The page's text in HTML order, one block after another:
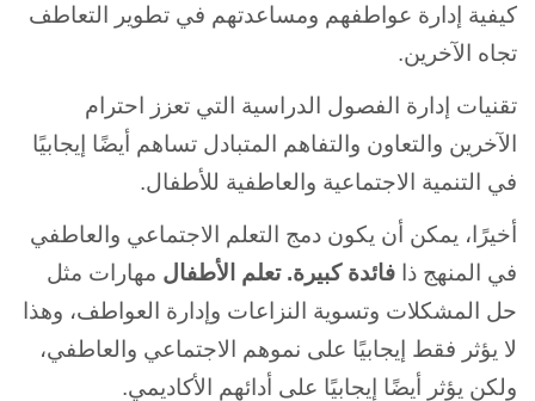
كيفية إدارة عواطفهم ومساعدتهم في تطوير التعاطف
تجاه الآخرين.
تقنيات إدارة الفصول الدراسية التي تعزز احترام
الآخرين والتعاون والتفاهم المتبادل تساهم أيضًا إيجابيًا
في التنمية الاجتماعية والعاطفية للأطفال.
أخيرًا، يمكن أن يكون دمج التعلم الاجتماعي والعاطفي
في المنهج ذا فائدة كبيرة. تعلم الأطفال مهارات مثل
حل المشكلات وتسوية النزاعات وإدارة العواطف، وهذا
لا يؤثر فقط إيجابيًا على نموهم الاجتماعي والعاطفي،
ولكن يؤثر أيضًا إيجابيًا على أدائهم الأكاديمي.